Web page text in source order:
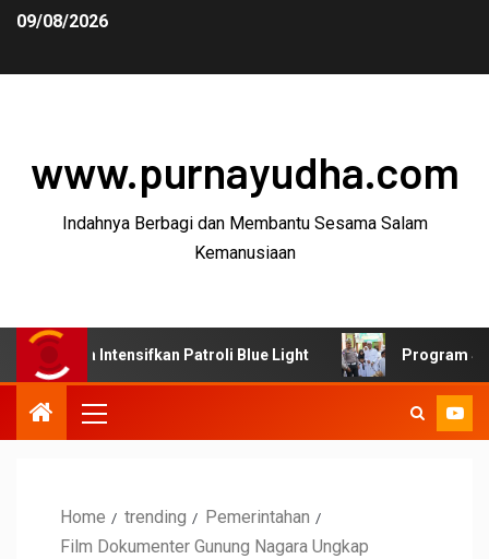
09/08/2026
www.purnayudha.com
Indahnya Berbagi dan Membantu Sesama Salam
Kemanusiaan
Intensifkan Patroli Blue Light Program SUJUD
Home trending
Pemerintahan
‎Film Dokumenter Gunung Nagara Ungkap